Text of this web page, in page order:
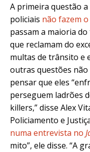
A primeira questão
policiais não fazem
passam a maioria
que reclamam do
multas de trânsito e
outras questões não
pensar que eles
perseguem ladrões
killers,” disse Alex
Policiamento e
numa entrevista no
mito”, ele disse. “A